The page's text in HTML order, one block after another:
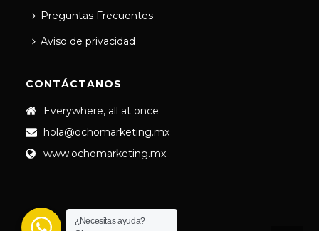
Preguntas Frecuentes
Aviso de privacidad
CONTÁCTANOS
Everywhere, all at once
hola@ochomarketing.mx
www.ochomarketing.mx
¿Necesitas ayuda?